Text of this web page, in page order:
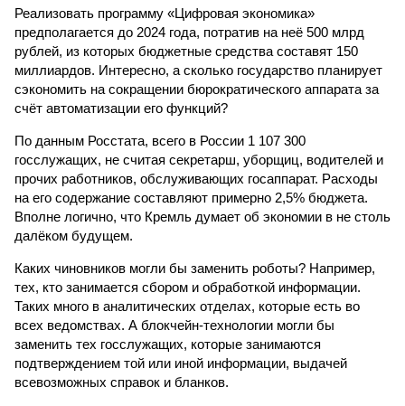
Реализовать программу «Цифровая экономика»
предполагается до 2024 года, потратив на неё 500 млрд
руб­лей, из которых бюджетные средства составят 150
миллиардов. Интересно, а сколько государство планирует
сэкономить на сокращении бюрократического аппарата за
счёт автоматизации его функций?
По данным Росстата, всего в России 1 107 300
госслужащих, не считая секретарш, уборщиц, водителей и
прочих работников, обслуживающих госаппарат. Расходы
на его содержание составляют примерно 2,5% бюджета.
Вполне логично, что Кремль думает об экономии в не столь
далёком будущем.
Каких чиновников могли бы заменить роботы? Например,
тех, кто занимается сбором и обработкой информации.
Таких много в аналитических отделах, которые есть во
всех ведомствах. А блокчейн-технологии могли бы
заменить тех госслужащих, которые занимаются
подтверждением той или иной информации, выдачей
всевозможных справок и бланков.